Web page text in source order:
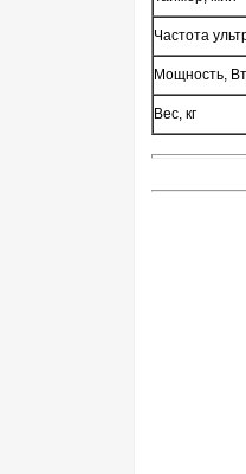
Частота
Мощность, Вт
Вес, кг